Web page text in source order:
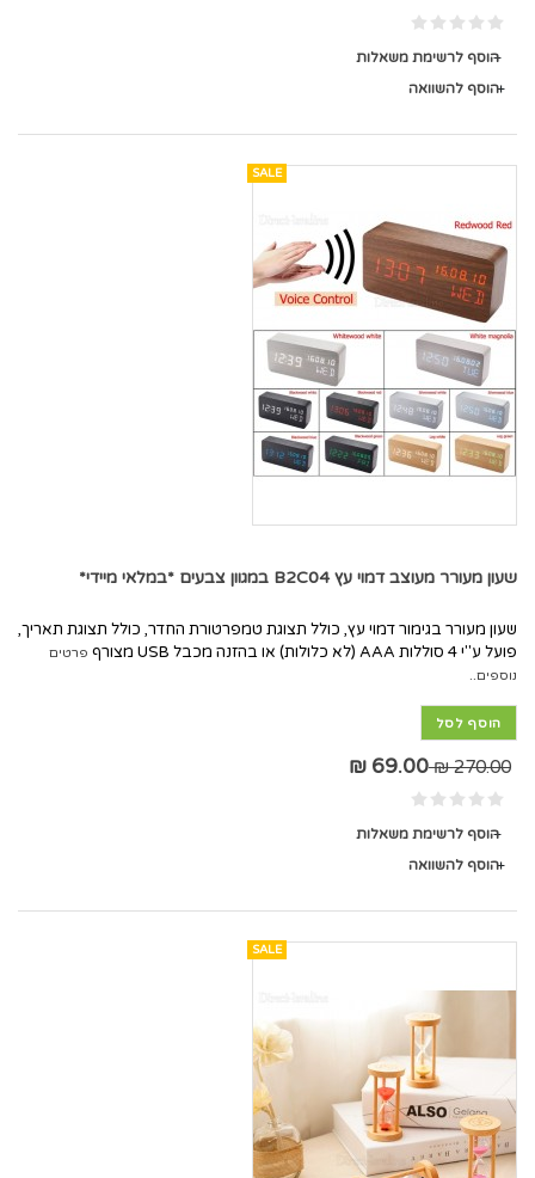
הוסף לרשימת משאלות
הוסף להשוואה
SALE
שעון מעורר מעוצב דמוי עץ B2C04 במגוון צבעים *במלאי מיידי*
שעון מעורר בגימור דמוי עץ, כולל תצוגת טמפרטורת החדר, כולל תצוגת תאריך,
פועל ע"י 4 סוללות AAA (לא כלולות) או בהזנה מכבל USB מצורף
פרטים
נוספים..
הוסף לסל
270.00 ₪
69.00 ₪
הוסף לרשימת משאלות
הוסף להשוואה
SALE